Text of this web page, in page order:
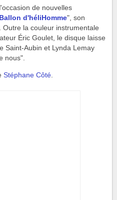
de nouvelles
Ballon d'héliHomme", son
la couleur instrumentale
Éric Goulet, le disque laisse
Saint-Aubin et Lynda Lemay
nous".
Stéphane Côté.